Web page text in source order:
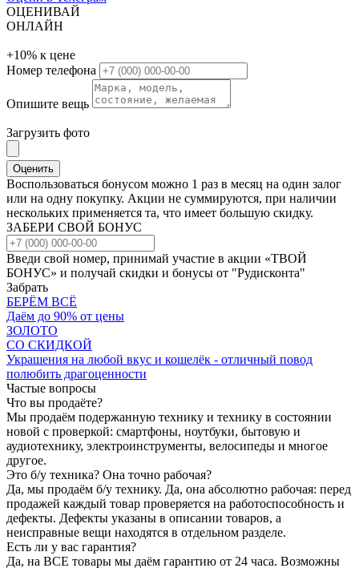
ОЦЕНИВАЙ
ОНЛАЙН
+10% к цене
Номер телефона
Опишите вещь
Загрузить фото
Оценить
Воспользоваться бонусом можно 1 раз в месяц на один залог
или на одну покупку. Акции не суммируются, при наличии
нескольких применяется та, что имеет большую скидку.
ЗАБЕРИ СВОЙ БОНУС
Введи свой номер, принимай участие в акции «ТВОЙ
БОНУС» и получай скидки и бонусы от "Рудисконта"
Забрать
БЕРЁМ ВСЁ
Даём до 90% от цены
ЗОЛОТО
СО СКИДКОЙ
Украшения на любой вкус и кошелёк - отличный повод
полюбить драгоценности
Частые вопросы
Что вы продаёте?
Мы продаём подержанную технику и технику в состоянии
новой с проверкой: смартфоны, ноутбуки, бытовую и
аудиотехнику, электроинструменты, велосипеды и многое
другое.
Это б/у техника? Она точно рабочая?
Да, мы продаём б/у технику. Да, она абсолютно рабочая: перед
продажей каждый товар проверяется на работоспособность и
дефекты. Дефекты указаны в описании товаров, а
неисправные вещи находятся в отдельном разделе.
Есть ли у вас гарантия?
Да, на ВСЕ товары мы даём гарантию от 24 часа. Возможны